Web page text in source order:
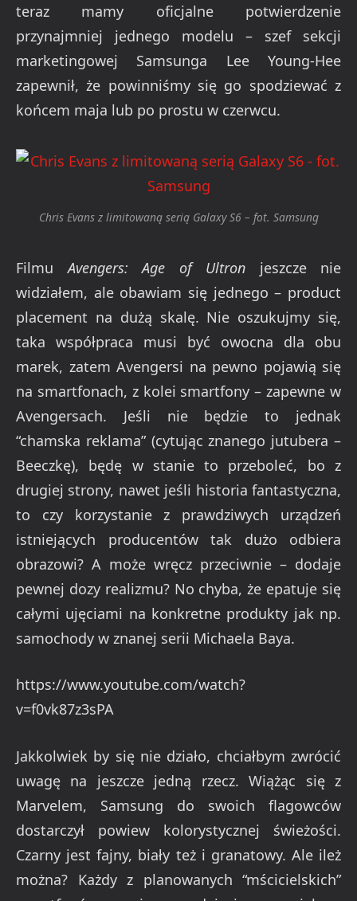
teraz mamy oficjalne potwierdzenie
przynajmniej jednego modelu – szef sekcji
marketingowej Samsunga Lee Young-Hee
zapewnił, że powinniśmy się go spodziewać z
końcem maja lub po prostu w czerwcu.
Chris Evans z limitowaną serią Galaxy S6 – fot. Samsung
FilmuAvengers: Age of Ultron jeszcze nie
widziałem, ale obawiam się jednego – product
placement na dużą skalę. Nie oszukujmy się,
taka współpraca musi być owocna dla obu
marek, zatem Avengersi na pewno pojawią się
na smartfonach, z kolei smartfony – zapewne w
Avengersach. Jeśli nie będzie to jednak
“chamska reklama” (cytując znanego jutubera –
Beeczkę), będę w stanie to przeboleć, bo z
drugiej strony, nawet jeśli historia fantastyczna,
to czy korzystanie z prawdziwych urządzeń
istniejących producentów tak dużo odbiera
obrazowi? A może wręcz przeciwnie – dodaje
pewnej dozy realizmu? No chyba, że epatuje się
całymi ujęciami na konkretne produkty jak np.
samochody w znanej serii Michaela Baya.
https://www.youtube.com/watch?
v=f0vk87z3sPA
Jakkolwiek by się nie działo, chciałbym zwrócić
uwagę na jeszcze jedną rzecz. Wiążąc się z
Marvelem, Samsung do swoich flagowców
dostarczył powiew kolorystycznej świeżości.
Czarny jest fajny, biały też i granatowy. Ale ileż
można? Każdy z planowanych “mścicielskich”